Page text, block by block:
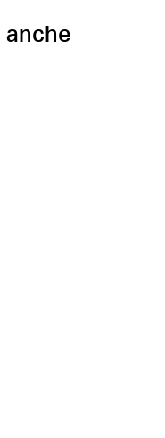
anche